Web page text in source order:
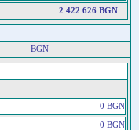
2 422 626 BGN
BGN
0 BGN
0 BGN